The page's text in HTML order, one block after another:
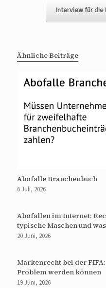
Interview für die
Ähnliche Beiträge
Abofalle Branchenbuch
6 Juli, 2026
Abofallen im Internet:
typische Maschen und
20 Juni, 2026
Markenrecht bei der
Problem werden können
19 Juni, 2026